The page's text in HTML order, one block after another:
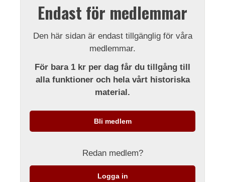
Endast för medlemmar
Den här sidan är endast tillgänglig för våra
medlemmar.
För bara 1 kr per dag får du tillgång till
alla funktioner och hela vårt historiska
material.
Bli medlem
Redan medlem?
Logga in